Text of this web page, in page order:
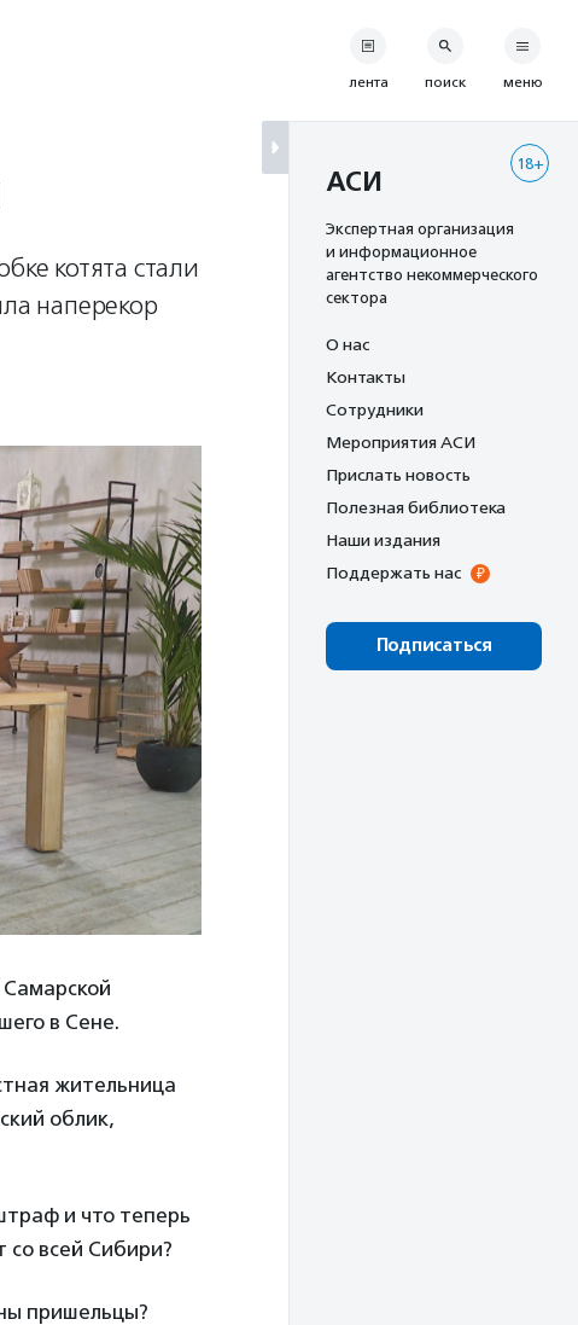
котята стали
наперекор
в Сене.
жительница
облик,
и что теперь
всей Сибири?
пришельцы?
лента поиск меню
18+
АСИ
Экспертная организация
и информационное
агентство некоммерческого
сектора
О нас
Контакты
Сотрудники
Мероприятия АСИ
Прислать новость
Полезная библиотека
Наши издания
Поддержать нас
Подписаться